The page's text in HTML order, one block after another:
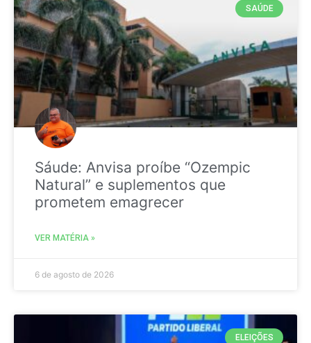
SAÚDE
Sáude: Anvisa proíbe “Ozempic
Natural” e suplementos que
prometem emagrecer
VER MATÉRIA »
6 de agosto de 2026
ELEIÇÕES